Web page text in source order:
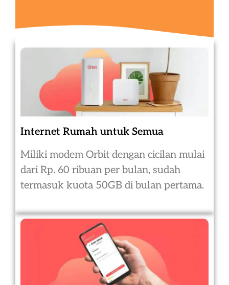
Internet Rumah untuk Semua
Miliki modem Orbit dengan cicilan mulai
dari Rp. 60 ribuan per bulan, sudah
termasuk kuota 50GB di bulan pertama.